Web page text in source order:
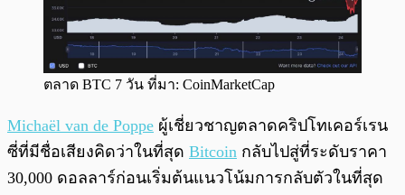
ตลาด BTC 7 วัน ที่มา: CoinMarketCap
Michaël van de Poppe ผู้เชี่ยวชาญตลาดคริปโทเคอร์เรน
ซี่ที่มีชื่อเสียงคิดว่าในที่สุด Bitcoin กลับไปสู่ที่ระดับราคา
30,000 ดอลลาร์ก่อนเริ่มต้นแนวโน้มการกลับตัวในที่สุด